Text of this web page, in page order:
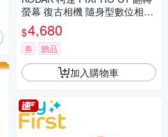
螢幕 復古相機 隨身型數位相機
+ 64G記憶卡組
$4,680
券 贈品
加入購物車